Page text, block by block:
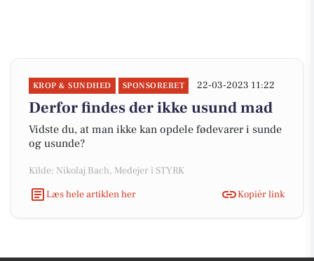
KROP & SUNDHED SPONSORERET 22-03-2023 11:22
Derfor findes der ikke usund mad
Vidste du, at man ikke kan opdele fødevarer i sunde
og usunde?
Kilde: Nikolaj Bach, Medejer i STYRK
Læs hele artiklen her
Kopiér link